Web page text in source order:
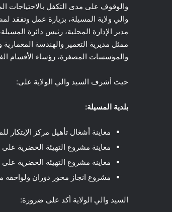
والي ولاية المسيلة، بزيارة عمل وتفقد
مدير الإدارة المحلية، رئيس دائرة
ممثل مديرية التعمير والهندسة
والمؤسسات المصغرة، رؤساء الأقسام
حيث أشرف السيد والي الولاية على:
بلدية المسيلة:
معاينة أشغال تأهيل مركز الإبتكار
معاينة مشروع التهيئة الحضرية
معاينة مشروع التهيئة الحضرية
مشروع انجاز محور دوران ولواحقه مع توسعة الطريق
السيد والي الولاية أكد على ضرورة: